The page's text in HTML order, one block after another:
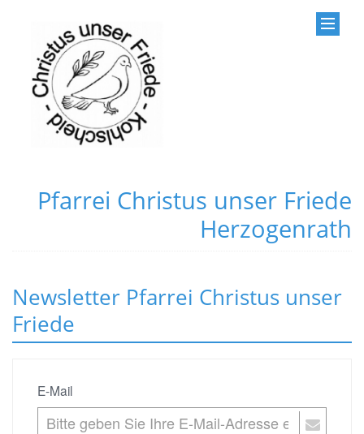
Pfarrei Christus unser Friede
Herzogenrath
Newsletter Pfarrei Christus unser
Friede
E-Mail